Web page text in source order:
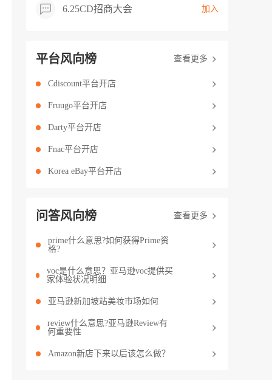
6.25CD招商大会 加入
平台风向榜 查看更多
Cdiscount平台开店
Fruugo平台开店
Darty平台开店
Fnac平台开店
Korea eBay平台开店
问答风向榜 查看更多
prime什么意思?如何获得Prime资
格?
voc是什么意思？亚马逊voc提供买
家体验状况明细
亚马逊新加坡站美妆市场如何
review什么意思?亚马逊Review有
何重要性
Amazon新店下来以后该怎么做？